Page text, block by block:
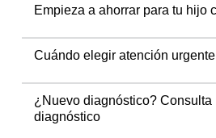
Empieza a ahorrar para tu hijo
Cuándo elegir atención
¿Nuevo diagnóstico? Consulta
diagnóstico